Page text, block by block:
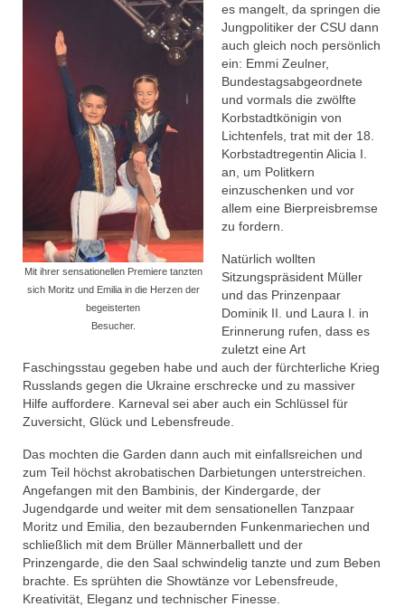
# Session 2023/2024
MCC Gala 2024
# Session 2022/2023
MCC Gala 2023
Rathaussturm 2023
Sturm auf Landratsamt 2022
Faschingseröffnung 2022/2023
# Session 2021/2022
MCC Sommerfest 2022
Faschingseröffnung 2021/2022
#Session 2020/2021
Memmelsdorf Helau! bei TV1 Franken
# Session 2019/2020
MCC Gala 2020
Faschingseröffnung 2019/2020
# Session 2018/2019
Mit ihrer sensationellen Premiere tanzten
sich Moritz und Emilia in die Herzen der
begeisterten
Besucher.
es mangelt, da springen die
Jungpolitiker der CSU dann
auch gleich noch persönlich
ein: Emmi Zeulner,
Bundestagsabgeordnete
und vormals die zwölfte
Korbstadtkönigin von
Lichtenfels, trat mit der 18.
Korbstadtregentin Alicia I.
an, um Politkern
einzuschenken und vor
allem eine Bierpreisbremse
zu fordern.
Natürlich wollten
Sitzungspräsident Müller
und das Prinzenpaar
Dominik II. und Laura I. in
Erinnerung rufen, dass es
zuletzt eine Art
Faschingsstau gegeben habe und auch der fürchterliche Krieg
Russlands gegen die Ukraine erschrecke und zu massiver
Hilfe auffordere. Karneval sei aber auch ein Schlüssel für
Zuversicht, Glück und Lebensfreude.
Das mochten die Garden dann auch mit einfallsreichen und
zum Teil höchst akrobatischen Darbietungen unterstreichen.
Angefangen mit den Bambinis, der Kindergarde, der
Jugendgarde und weiter mit dem sensationellen Tanzpaar
Moritz und Emilia, den bezaubernden Funkenmariechen und
schließlich mit dem Brüller Männerballett und der
Prinzengarde, die den Saal schwindelig tanzte und zum Beben
brachte. Es sprühten die Showtänze vor Lebensfreude,
Kreativität, Eleganz und technischer Finesse.